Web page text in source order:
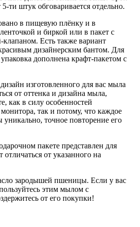
5-ти штук обговаривается отдельно.
в пищевую плёнку и в
и биркой или в пакет с
Есть также вариант
дизайнерским бантом. Для
дополнена крафт-пакетом с
изготовленного для вас мыла
от оттенка и дизайна мыла,
как в силу особенностей
так и потому, что каждое
уникально, точное повторение его
пакете представлен для
от указанного на
зародышей пшеницы. Если у вас
этим мылом с
от его покупки!